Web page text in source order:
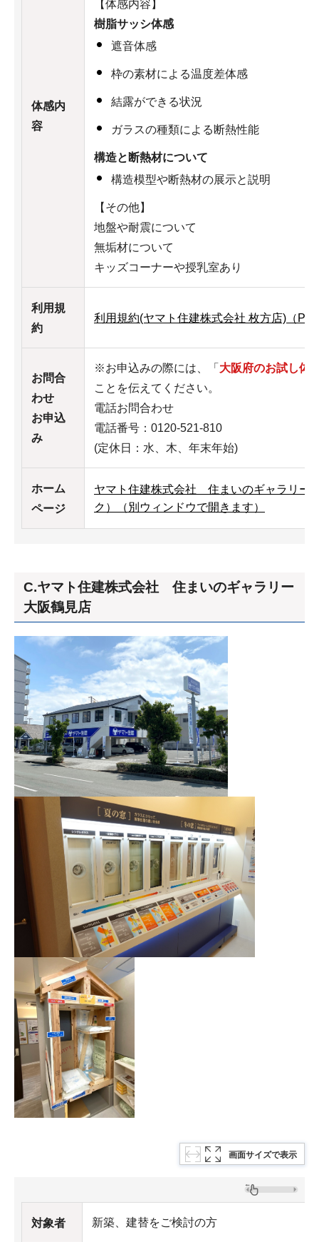
体感内
容
【体感内容】
樹脂サッシ体感
遮音体感
枠の素材による温度差体感
結露ができる状況
ガラスの種類による断熱性能
構造と断熱材について
構造模型や断熱材の展示と説明
【その他】
地盤や耐震について
無垢材について
キッズコーナーや授乳室あり
利用規
約
利用規約(ヤマト住建株式会社 枚方店)（
お問合
わせ
お申込
み
※お申込みの際には、「 大阪府のお試し体
ことを伝えてください。
電話お問合わせ
電話番号：0120-521-810
(定休日：水、木、年末年始)
ホーム
ページ
ヤマト住建株式会社 住まいのギャラリー
ク）（別ウィンドウで開きます）
C.ヤマト住建株式会社 住まいのギャラリー
大阪鶴見店
画面サイズで表示
対象者 新築、建替をご検討の方